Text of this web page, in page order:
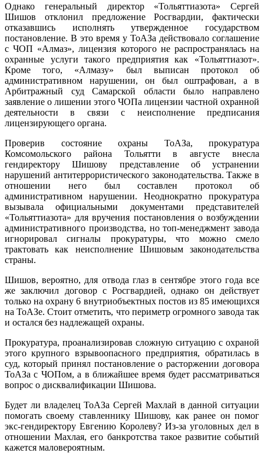
Однако генеральный директор «Тольяттиазота» Сергей
Шишов отклонил предложение Росгвардии, фактически
отказавшись исполнять утвержденное государством
постановление. В это время у ТоАЗа действовало соглашение
с ЧОП «Алмаз», лицензия которого не распространялась на
охранные услуги такого предприятия как «Тольяттиазот».
Кроме того, «Алмазу» был выписан протокол об
административном нарушении, он был оштрафован, а в
Арбитражный суд Самарской области было направлено
заявление о лишении этого ЧОПа лицензии частной охранной
деятельности в связи с неисполнение предписания
лицензирующего органа.
Проверив состояние охраны ТоАЗа, прокуратура
Комсомольского района Тольятти в августе внесла
гендиректору Шишову представление об устранении
нарушений антитеррористического законодательства. Также в
отношении него был составлен протокол об
административном нарушении. Неоднократно прокуратура
вызывала официальными документами представителей
«Тольяттиазота» для вручения постановления о возбуждении
административного производства, но топ-менеджмент завода
игнорировал сигналы прокуратуры, что можно смело
трактовать как неисполнение Шишовым законодательства
страны.
Шишов, вероятно, для отвода глаз в сентябре этого года все
же заключил договор с Росгвардией, однако он действует
только на охрану 6 внутриобъектных постов из 85 имеющихся
на ТоАЗе. Стоит отметить, что периметр огромного завода так
и остался без надлежащей охраны.
Прокуратура, проанализировав сложную ситуацию с охраной
этого крупного взрывоопасного предприятия, обратилась в
суд, который принял постановление о расторжении договора
ТоАЗа с ЧОПом, а в ближайшее время будет рассматриваться
вопрос о дисквалификации Шишова.
Будет ли владелец ТоАЗа Сергей Махлай в данной ситуации
помогать своему ставленнику Шишову, как ранее он помог
экс-гендиректору Евгению Королеву? Из-за уголовных дел в
отношении Махлая, его банкротства такое развитие событий
кажется маловероятным.